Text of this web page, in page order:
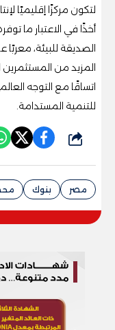
لتكون مركزًا إقليميًا
أخذًا في الاعتبار ما
الصديقة للبيئة،
المزيد من المستثمرين
اتساقًا مع التوجه
للتنمية المستدامة.
شارك
مصر بنوك